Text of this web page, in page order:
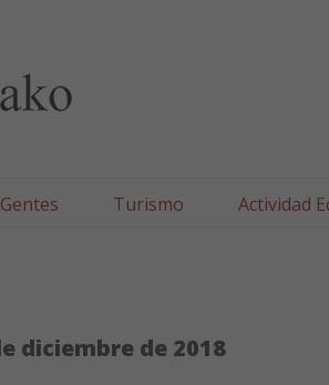
Turismo Actividad
diciembre de 2018